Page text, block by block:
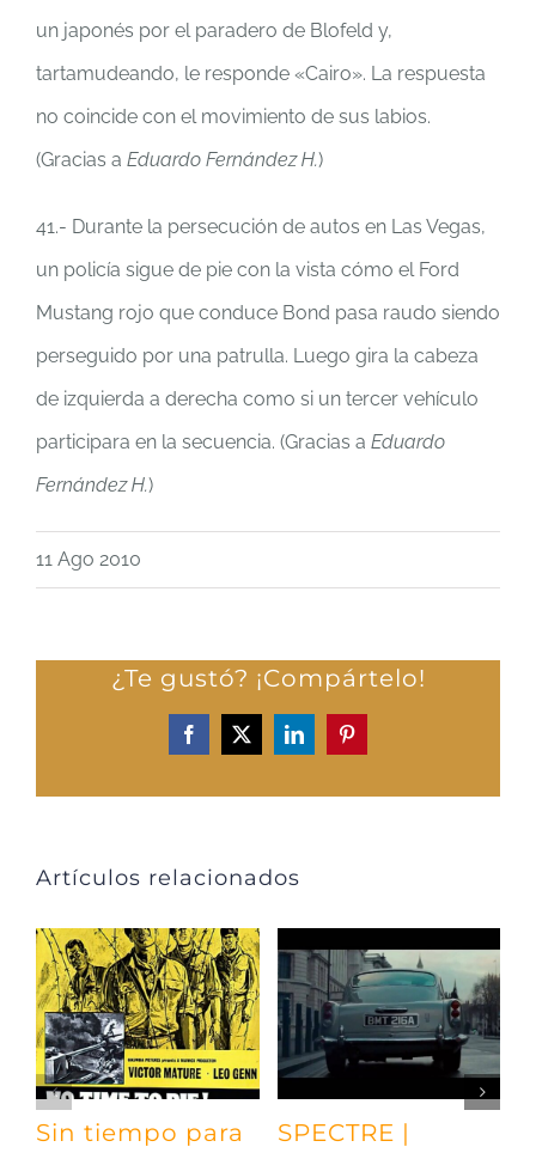
un japonés por el paradero de Blofeld y,
tartamudeando, le responde «Cairo». La respuesta
no coincide con el movimiento de sus labios.
(Gracias a Eduardo Fernández H.)
41.- Durante la persecución de autos en Las Vegas,
un policía sigue de pie con la vista cómo el Ford
Mustang rojo que conduce Bond pasa raudo siendo
perseguido por una patrulla. Luego gira la cabeza
de izquierda a derecha como si un tercer vehículo
participara en la secuencia. (Gracias a Eduardo
Fernández H.)
11 Ago 2010
¿Te gustó? ¡Compártelo!
Facebook
X LinkedInPinterest
Artículos relacionados
Sin tiempo para
SPECTRE |